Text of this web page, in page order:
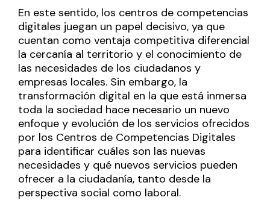
En este sentido, los centros de competencias
digitales juegan un papel decisivo, ya que
cuentan como ventaja competitiva diferencial
la cercanía al territorio y el conocimiento de
las necesidades de los ciudadanos y
empresas locales. Sin embargo, la
transformación digital en la que está inmersa
toda la sociedad hace necesario un nuevo
enfoque y evolución de los servicios ofrecidos
por los Centros de Competencias Digitales
para identificar cuáles son las nuevas
necesidades y qué nuevos servicios pueden
ofrecer a la ciudadanía, tanto desde la
perspectiva social como laboral.